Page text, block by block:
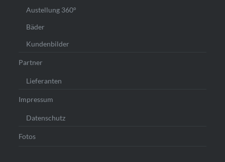
Austellung 360°
Bäder
Kundenbilder
Partner
Lieferanten
Impressum
Datenschutz
Fotos